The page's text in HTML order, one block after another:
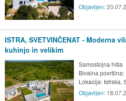
Objavljen:
ISTRA, SVETVINČENAT - Moderna
kuhinjo in velikim
Samostojna hiša
Bivalna površina:
Lokacija: Istrska,
Objavljen: